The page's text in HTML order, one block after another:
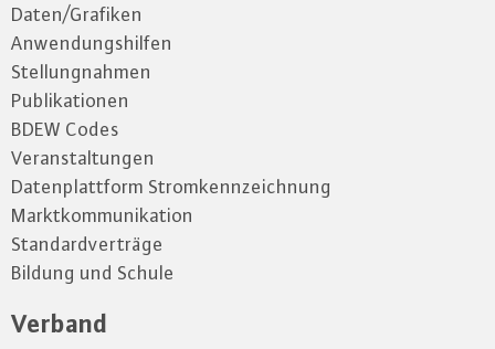
Daten/Grafiken
Anwendungshilfen
Stellungnahmen
Publikationen
BDEW Codes
Veranstaltungen
Datenplattform Stromkennzeichnung
Marktkommunikation
Standardverträge
Bildung und Schule
Verband